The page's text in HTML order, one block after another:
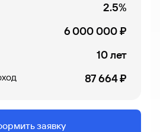
2.5%
6 000 000 ₽
10 лет
87 664 ₽
заявку